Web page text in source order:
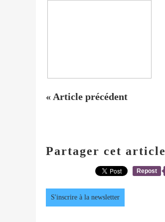
« Article précédent
Partager cet article
Repost
S'inscrire à la newsletter